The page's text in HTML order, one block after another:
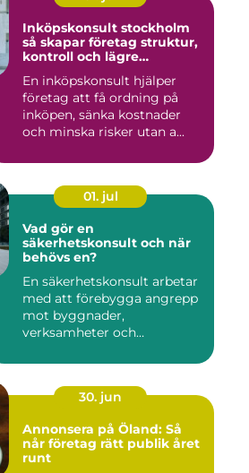
Inköpskonsult stockholm
så skapar företag struktur,
kontroll och lägre
En inköpskonsult hjälper
företag att få ordning på
inköpen, sänka kostnader
och minska risker utan a...
01. jul
Vad gör en
säkerhetskonsult och när
behövs en?
En säkerhetskonsult arbetar
med att förebygga angrepp
mot byggnader,
verksamheter och
30. jun
Annonsera på Öland: Så
når företag rätt publik året
runt